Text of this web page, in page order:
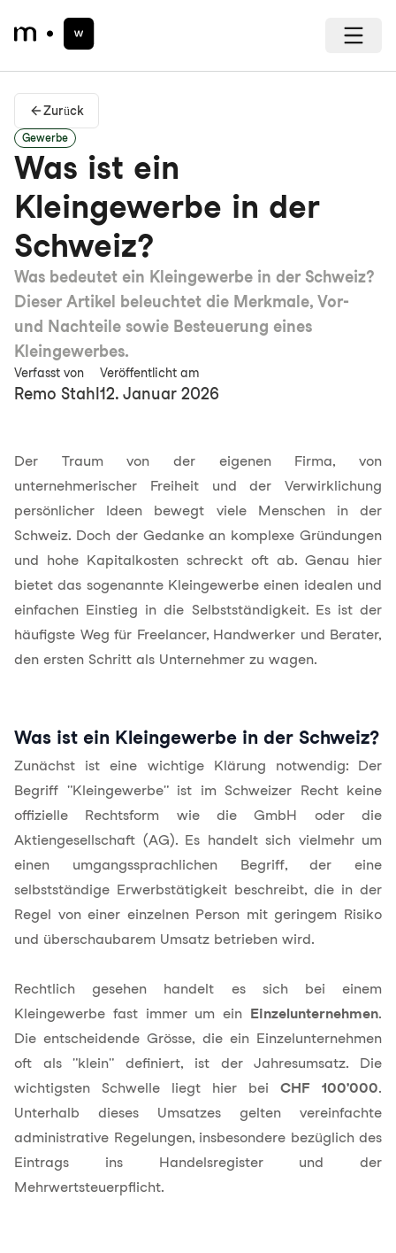
Zurück
Gewerbe
Was ist ein
Kleingewerbe in der
Schweiz?
Was bedeutet ein Kleingewerbe in der Schweiz?
Dieser Artikel beleuchtet die Merkmale, Vor-
und Nachteile sowie Besteuerung eines
Kleingewerbes.
Verfasst von
Remo Stahl
Veröffentlicht am
12. Januar 2026
Der Traum von der eigenen Firma, von
unternehmerischer Freiheit und der Verwirklichung
persönlicher Ideen bewegt viele Menschen in der
Schweiz. Doch der Gedanke an komplexe Gründungen
und hohe Kapitalkosten schreckt oft ab. Genau hier
bietet das sogenannte Kleingewerbe einen idealen und
einfachen Einstieg in die Selbstständigkeit. Es ist der
häufigste Weg für Freelancer, Handwerker und Berater,
den ersten Schritt als Unternehmer zu wagen.
Was ist ein Kleingewerbe in der Schweiz?
Zunächst ist eine wichtige Klärung notwendig: Der
Begriff "Kleingewerbe" ist im Schweizer Recht keine
offizielle Rechtsform wie die GmbH oder die
Aktiengesellschaft (AG). Es handelt sich vielmehr um
einen umgangssprachlichen Begriff, der eine
selbstständige Erwerbstätigkeit beschreibt, die in der
Regel von einer einzelnen Person mit geringem Risiko
und überschaubarem Umsatz betrieben wird.
Rechtlich gesehen handelt es sich bei einem
Kleingewerbe fast immer um ein Einzelunternehmen.
Die entscheidende Grösse, die ein Einzelunternehmen
oft als "klein" definiert, ist der Jahresumsatz. Die
wichtigsten Schwelle liegt hier bei CHF 100'000.
Unterhalb dieses Umsatzes gelten vereinfachte
administrative Regelungen, insbesondere bezüglich des
Eintrags ins Handelsregister und der
Mehrwertsteuerpflicht.